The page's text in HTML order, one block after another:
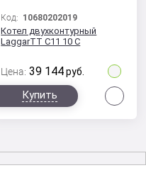
Код: 10680202019
Котел двухконтурный
LaggarTT C11 10 C
Цена: 39 144 руб.
Купить